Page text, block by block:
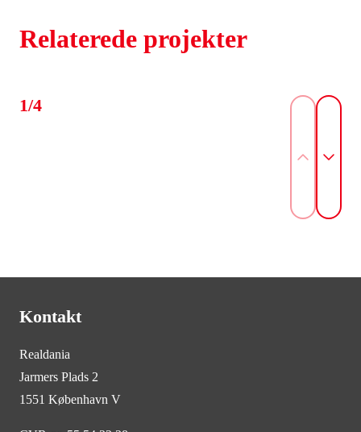
Relaterede projekter
1/4
Kontakt
Realdania
Jarmers Plads 2
1551 København V